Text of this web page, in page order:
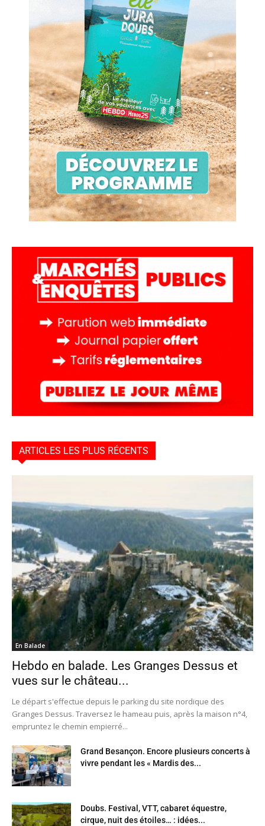
ARTICLES LES PLUS RÉCENTS
En Balade
Hebdo en balade. Les Granges Dessus et
vues sur le château...
Le départ s'effectue depuis le parking du site nordique des
Granges Dessus. Traversez le hameau puis, après la maison n°4,
empruntez le chemin empierré...
Grand Besançon. Encore plusieurs concerts à
vivre pendant les « Mardis des...
Doubs. Festival, VTT, cabaret équestre,
cirque, nuit des étoiles… : idées...